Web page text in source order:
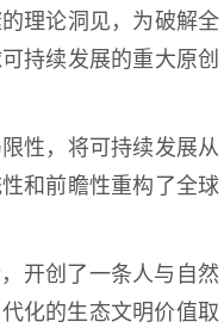
理论洞见，为破解全
持续发展的重大原创
性，将可持续发展从
和前瞻性重构了全球
开创了一条人与自然
化的生态文明价值取